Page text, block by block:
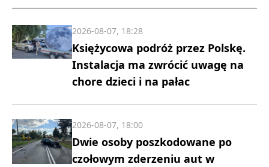
Księżycowa podróż przez Polskę.
Instalacja ma zwrócić uwagę na
chore dzieci i na pałac
2026-08-07, 18:28
Dwie osoby poszkodowane po
czołowym zderzeniu aut w
2026-08-07, 18:00